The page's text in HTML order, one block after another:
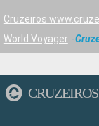
Cruzeiros
World Voyager